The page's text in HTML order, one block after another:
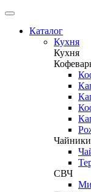
Каталог
Кухня
Кухня
СВЧ